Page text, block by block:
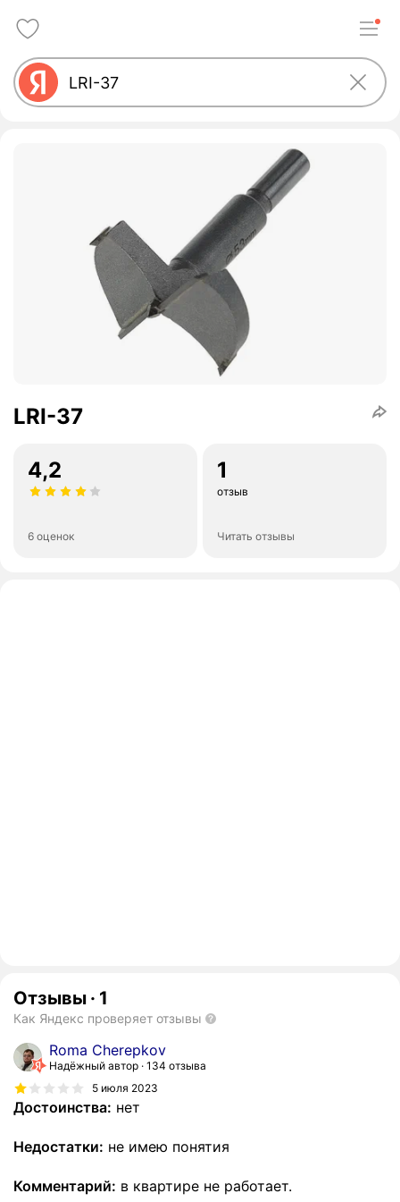
LRI-37
4,2
6 оценок
1
отзыв
Читать отзывы
Отзывы · 1
Как Яндекс проверяет отзывы
Roma Cherepkov
Надёжный автор 134 отзыва
5 июля 2023
Достоинства: нет
Недостатки: не имею понятия
Комментарий: в квартире не работает.